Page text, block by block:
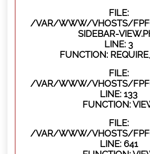
FILE:
/VAR/WWW/VHOSTS/
SIDEBAR-
LINE: 3
FUNCTION:
FILE:
/VAR/WWW/VHOSTS/
LINE: 133
FUNCTION:
FILE:
/VAR/WWW/VHOSTS/
LINE: 641